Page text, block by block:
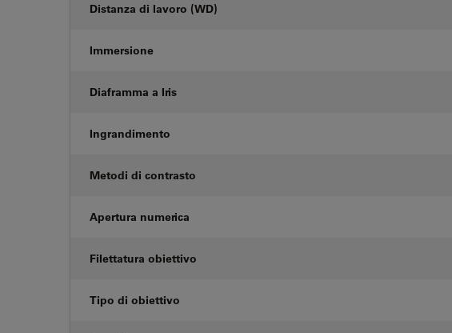
Distanza di lavoro (WD)
Immersione
Diaframma a Iris
Ingrandimento
Metodi di contrasto
Apertura numerica
Filettatura obiettivo
Tipo di obiettivo